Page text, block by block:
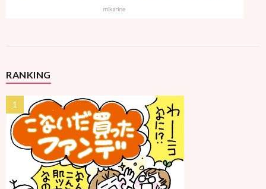
RANKING